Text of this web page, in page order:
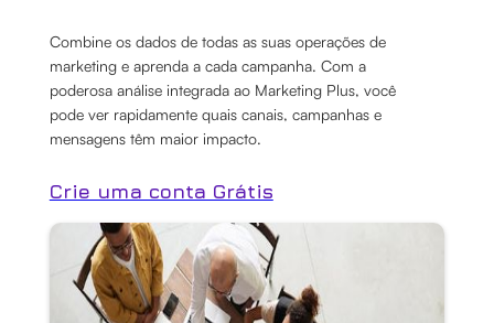
Combine os dados de todas as suas operações de
marketing e aprenda a cada campanha. Com a
poderosa análise integrada ao Marketing Plus, você
pode ver rapidamente quais canais, campanhas e
mensagens têm maior impacto.
Crie uma conta Grátis